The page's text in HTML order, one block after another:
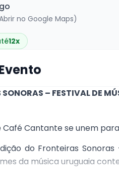
no Google Maps)
12x
SONORAS – FESTIVAL DE
Café Cantante se unem
do Fronteiras
da música uruguaia